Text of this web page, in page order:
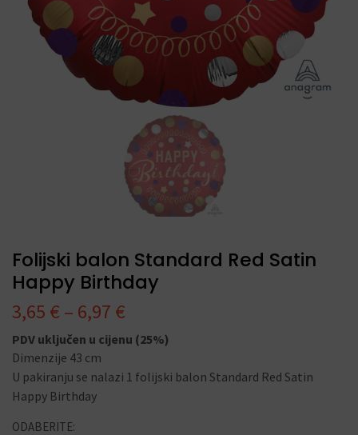
Folijski balon Standard Red Satin
Happy Birthday
3,65 € – 6,97 €
PDV uključen u cijenu (25%)
Dimenzije 43 cm
U pakiranju se nalazi 1 folijski balon Standard Red Satin
Happy Birthday
ODABERITE: